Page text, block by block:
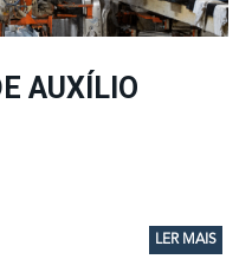
AUXÍLIO
LER MAIS